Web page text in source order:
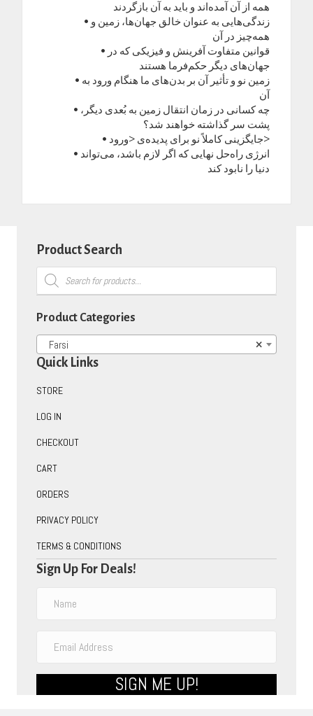
همه از آن آمده‌اند و باید به آن بازگردند
• زندگی‌هایی به عنوان خالق جهان‌ها، زمین و
همه‌چیز در آن
• قوانین متفاوت آفرینش و فیزیکی که در
جهان‌های دیگر حکم‌فرما هستند
• زمین نو و تأثیر آن بر بدن‌های ما هنگام ورود به
آن
• چه کسانی در زمان انتقال زمین به بُعدی دیگر،
پشت سر گذاشته خواهند شد؟
• جایگزینی کاملاً نو برای پدیده‌ی <ورود>
• انرژی راه‌حل نهایی که اگر لازم باشد، می‌تواند
دنیا را نابود کند
Product Search
Products
search
Product Categories
×
Farsi
Quick Links
STORE
LOG IN
CHECKOUT
CART
ORDERS
PRIVACY POLICY
TERMS & CONDITIONS
Sign Up For Deals!
SIGN ME UP!